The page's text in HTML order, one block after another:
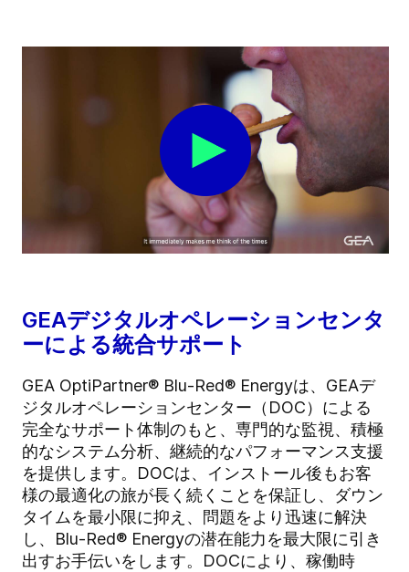
GEAデジタルオペレーションセンタ
ーによる統合サポート
GEA OptiPartner® Blu-Red® Energyは、GEAデ
ジタルオペレーションセンター（DOC）による
完全なサポート体制のもと、専門的な監視、積極
的なシステム分析、継続的なパフォーマンス支援
を提供します。DOCは、インストール後もお客
様の最適化の旅が長く続くことを保証し、ダウン
タイムを最小限に抑え、問題をより迅速に解決
し、Blu-Red® Energyの潜在能力を最大限に引き
出すお手伝いをします。DOCにより、稼働時